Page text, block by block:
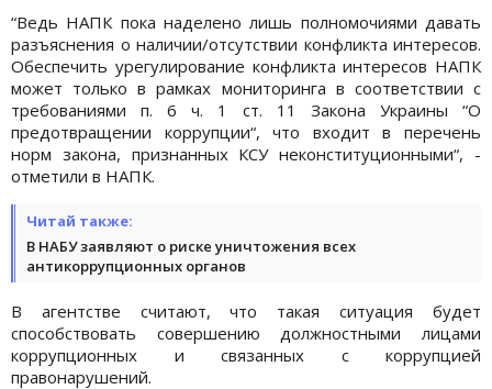
“Ведь НАПК пока наделено лишь полномочиями давать
разъяснения о наличии/отсутствии конфликта интересов.
Обеспечить урегулирование конфликта интересов НАПК
может только в рамках мониторинга в соответствии с
требованиями п. 6 ч. 1 ст. 11 Закона Украины “О
предотвращении коррупции“, что входит в перечень
норм закона, признанных КСУ неконституционными“, -
отметили в НАПК.
Читай также:
В НАБУ заявляют о риске уничтожения всех
антикоррупционных органов
В агентстве считают, что такая ситуация будет
способствовать совершению должностными лицами
коррупционных и связанных с коррупцией
правонарушений.